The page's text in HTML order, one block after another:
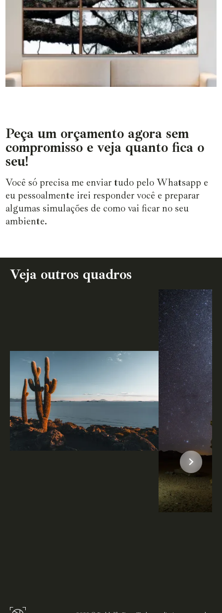
Peça um orçamento agora sem
compromisso e veja quanto fica o
seu!
Você só precisa me enviar tudo pelo Whatsapp e
eu pessoalmente irei responder você e preparar
algumas simulações de como vai ficar no seu
ambiente.
Veja outros quadros